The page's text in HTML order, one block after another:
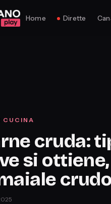
Home Dirette
CUCINA
cruda:
si
crudo